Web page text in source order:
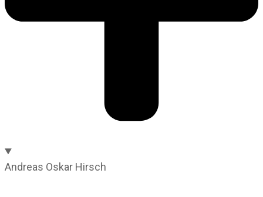
Andreas Oskar Hirsch